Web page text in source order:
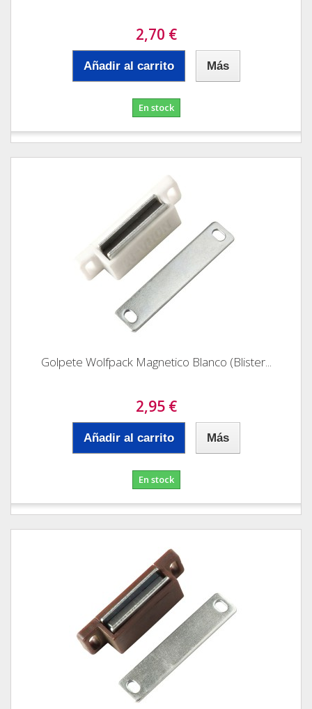
2,70 €
Añadir al carrito Más
En stock
Golpete Wolfpack Magnetico Blanco (Blister...
2,95 €
Añadir al carrito Más
En stock